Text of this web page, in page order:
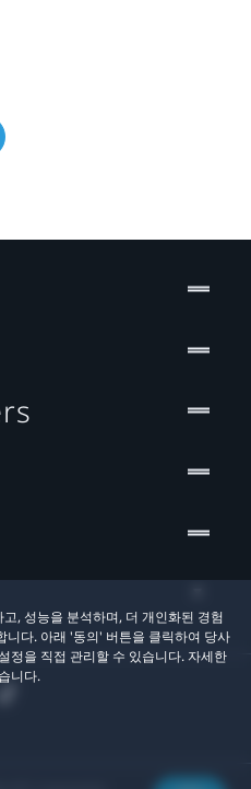
, 성능을 분석하며, 더 개인화된 경험
니다. 아래 '동의' 버튼을 클릭하여 당사
정을 직접 관리할 수 있습니다. 자세한
니다.